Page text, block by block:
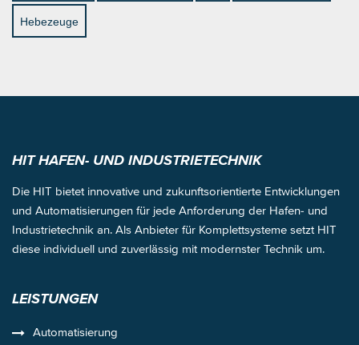
Hebezeuge
HIT HAFEN- UND INDUSTRIETECHNIK
Die HIT bietet innovative und zukunftsorientierte Entwicklungen
und Automatisierungen für jede Anforderung der Hafen- und
Industrietechnik an. Als Anbieter für Komplettsysteme setzt HIT
diese individuell und zuverlässig mit modernster Technik um.
LEISTUNGEN
Automatisierung